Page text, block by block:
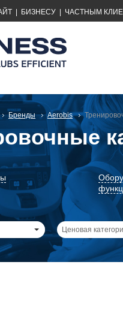
БИЗНЕСУ ЧАСТНЫМ
Бренды Aerobis
Ценовая